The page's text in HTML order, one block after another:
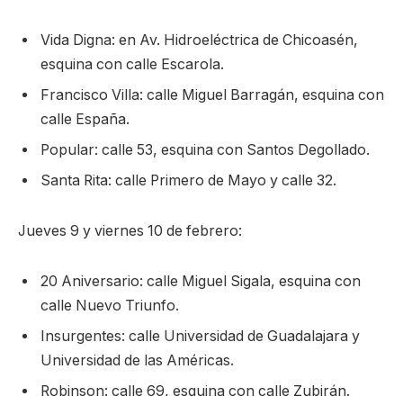
Vida Digna: en Av. Hidroeléctrica de Chicoasén,
esquina con calle Escarola.
Francisco Villa: calle Miguel Barragán, esquina con
calle España.
Popular: calle 53, esquina con Santos Degollado.
Santa Rita: calle Primero de Mayo y calle 32.
Jueves 9 y viernes 10 de febrero:
20 Aniversario: calle Miguel Sigala, esquina con
calle Nuevo Triunfo.
Insurgentes: calle Universidad de Guadalajara y
Universidad de las Américas.
Robinson: calle 69, esquina con calle Zubirán.